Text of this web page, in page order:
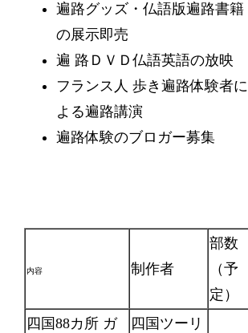
遍路グッズ・仏語版遍路書籍
の展示即売
遍 路ＤＶＤ仏語英語の放映
フランス人 歩き遍路体験者に
よる遍路講演
遍路体験のブロガー募集
内容 制作者
部数
（予
定）
四国88カ所 ガ
四国ツーリ